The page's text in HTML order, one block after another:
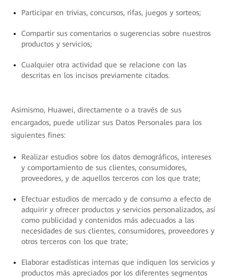
Participar en trivias, concursos, rifas, juegos y sorteos;
Compartir sus comentarios o sugerencias sobre nuestros
productos y servicios;
Cualquier otra actividad que se relacione con las
descritas en los incisos previamente citados.
Asimismo, Huawei, directamente o a través de sus
encargados, puede utilizar sus Datos Personales para los
siguientes fines:
Realizar estudios sobre los datos demográficos, intereses
y comportamiento de sus clientes, consumidores,
proveedores, y de aquellos terceros con los que trate;
Efectuar estudios de mercado y de consumo a efecto de
adquirir y ofrecer productos y servicios personalizados, así
como publicidad y contenidos más adecuados a las
necesidades de sus clientes, consumidores, proveedores y
otros terceros con los que trate;
Elaborar estadísticas internas que indiquen los servicios y
productos más apreciados por los diferentes segmentos